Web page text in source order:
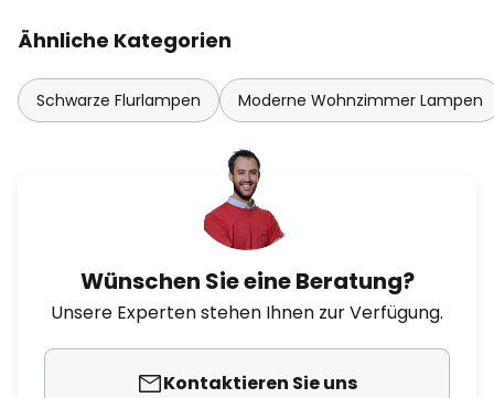
Ähnliche Kategorien
Schwarze Flurlampen Moderne Wohnzimmer Lampen
Wünschen Sie eine Beratung?
Unsere Experten stehen Ihnen zur Verfügung.
Kontaktieren Sie uns